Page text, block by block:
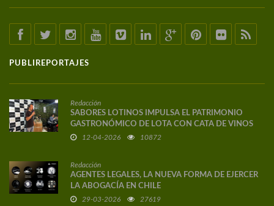
PUBLIREPORTAJES
Redacción
SABORES LOTINOS IMPULSA EL PATRIMONIO
GASTRONÓMICO DE LOTA CON CATA DE VINOS
DE AUTOR
12-04-2026 10872
Redacción
AGENTES LEGALES, LA NUEVA FORMA DE EJERCER
LA ABOGACÍA EN CHILE
29-03-2026 27619